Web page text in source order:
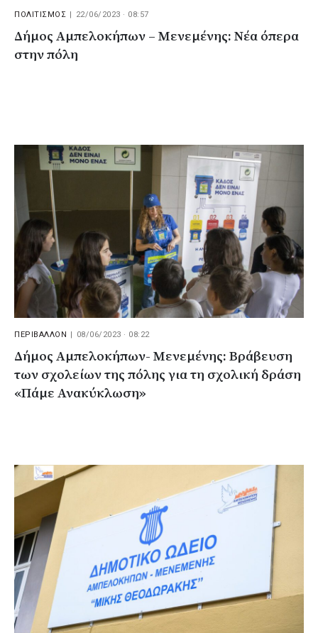
ΠΟΛΙΤΙΣΜΟΣ 22/06/2023 · 08:57
Δήμος Αμπελοκήπων – Μενεμένης: Νέα όπερα
στην πόλη
ΠΕΡΙΒΑΛΛΟΝ 08/06/2023 · 08:22
Δήμος Αμπελοκήπων- Μενεμένης: Βράβευση
των σχολείων της πόλης για τη σχολική δράση
«Πάμε Ανακύκλωση»